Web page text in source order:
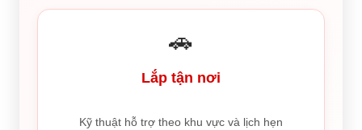
🚗
Lắp tận nơi
Kỹ thuật hỗ trợ theo khu vực và lịch hẹn